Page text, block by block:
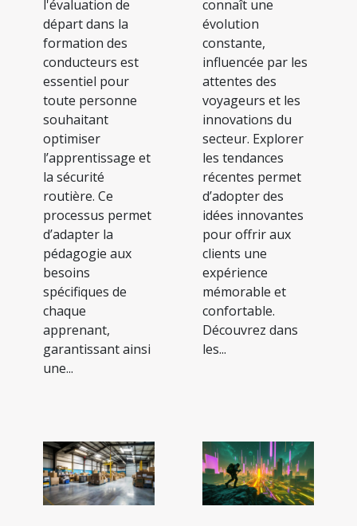
l'évaluation de
départ dans la
formation des
conducteurs est
essentiel pour
toute personne
souhaitant
optimiser
l’apprentissage et
la sécurité
routière. Ce
processus permet
d’adapter la
pédagogie aux
besoins
spécifiques de
chaque
apprenant,
garantissant ainsi
une...
connaît une
évolution
constante,
influencée par les
attentes des
voyageurs et les
innovations du
secteur. Explorer
les tendances
récentes permet
d’adopter des
idées innovantes
pour offrir aux
clients une
expérience
mémorable et
confortable.
Découvrez dans
les...